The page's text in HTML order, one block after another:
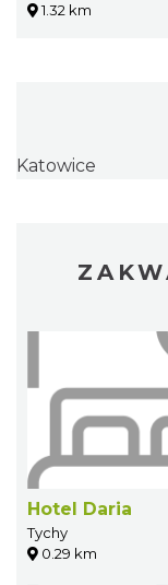
1.32 km
Katowice
Hotel Daria
Tychy
0.29 km